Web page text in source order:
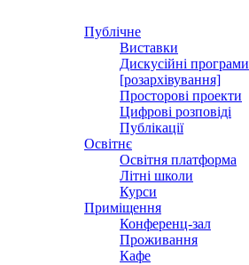
Публічне
Виставки
Дискусійні програми
[розархівування]
Просторові проекти
Цифрові розповіді
Публікації
Освітнє
Освітня платформа
Літні школи
Курси
Приміщення
Конференц-зал
Проживання
Кафе